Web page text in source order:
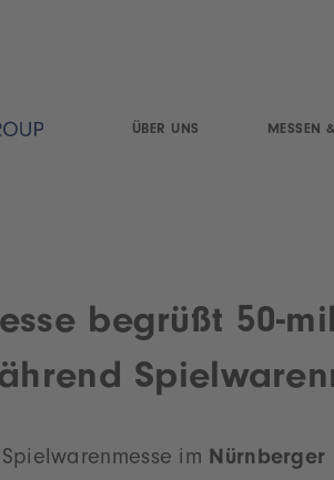
ÜBER UNS MESSEN
begrüßt 50-
im Nürnberger